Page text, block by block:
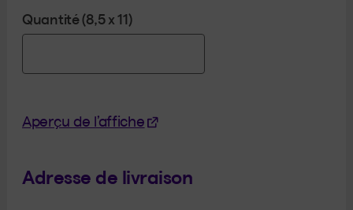
Quantité (8,5 x 11)
Aperçu de l’affiche(Cet hyperlien s'ouvrira dans
Adresse de livraison